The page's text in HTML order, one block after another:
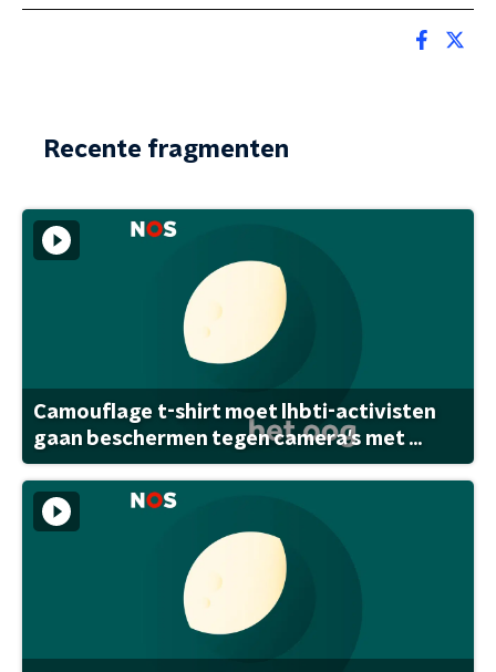
Recente fragmenten
Camouflage t-shirt moet lhbti-activisten
gaan beschermen tegen camera's met ...